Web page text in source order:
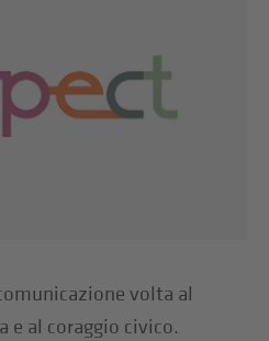
volta al
e al coraggio civico.